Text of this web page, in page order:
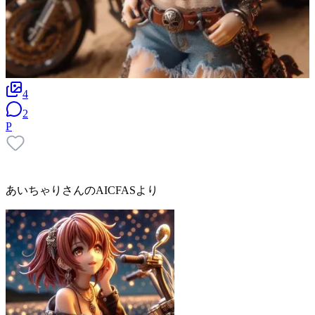
4
2
P
あいちゃりさんのAICFASより